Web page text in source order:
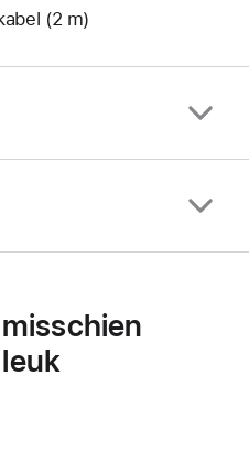
(2 m)